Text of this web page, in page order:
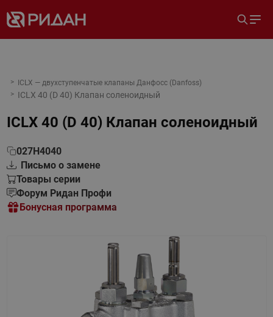
ICLX — двухступенчатые клапаны Данфосс (Danfoss)
ICLX 40 (D 40) Клапан соленоидный
ICLX 40 (D 40) Клапан соленоидный
027H4040
Письмо о замене
Товары серии
Форум Ридан Профи
Бонусная программа